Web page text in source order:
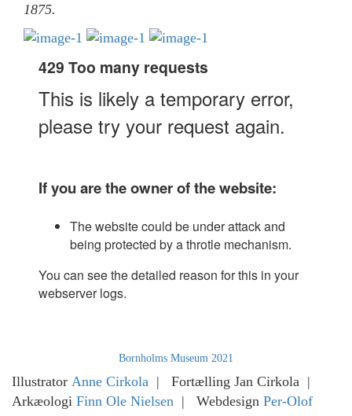
1875.
Bornholms Museum 2021
Illustrator Anne Cirkola | Fortælling Jan Cirkola |
Arkæologi Finn Ole Nielsen | Webdesign Per-Olof